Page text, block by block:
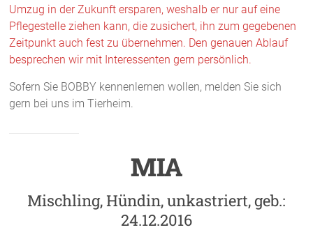
Umzug in der Zukunft ersparen, weshalb er nur auf eine
Pflegestelle ziehen kann, die zusichert, ihn zum gegebenen
Zeitpunkt auch fest zu übernehmen. Den genauen Ablauf
besprechen wir mit Interessenten gern persönlich.
Sofern Sie BOBBY kennenlernen wollen, melden Sie sich
gern bei uns im Tierheim.
MIA
Mischling, Hündin, unkastriert, geb.:
24.12.2016